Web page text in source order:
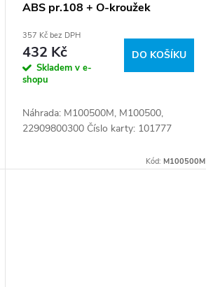
ABS pr.108 + O-kroužek
357 Kč bez DPH
432 Kč
Skladem v e-
shopu
DO KOŠÍKU
Náhrada: M100500M, M100500,
22909800300 Číslo karty: 101777
Kód: M100500M